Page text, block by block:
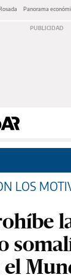
Panorama
LOS